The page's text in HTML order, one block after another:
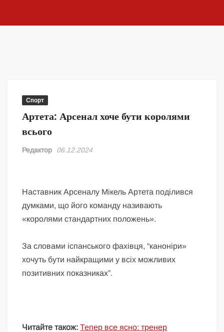
Спорт
Артета: Арсенал хоче бути королями
всього
Редактор 06.12.2024
Наставник Арсеналу Мікель Артета поділився
думками, що його команду називають
«королями стандартних положень».
За словами іспанського фахівця, “каноніри»
хочуть бути найкращими у всіх можливих
позитивних показниках”.
Читайте також: Тепер все ясно: тренер